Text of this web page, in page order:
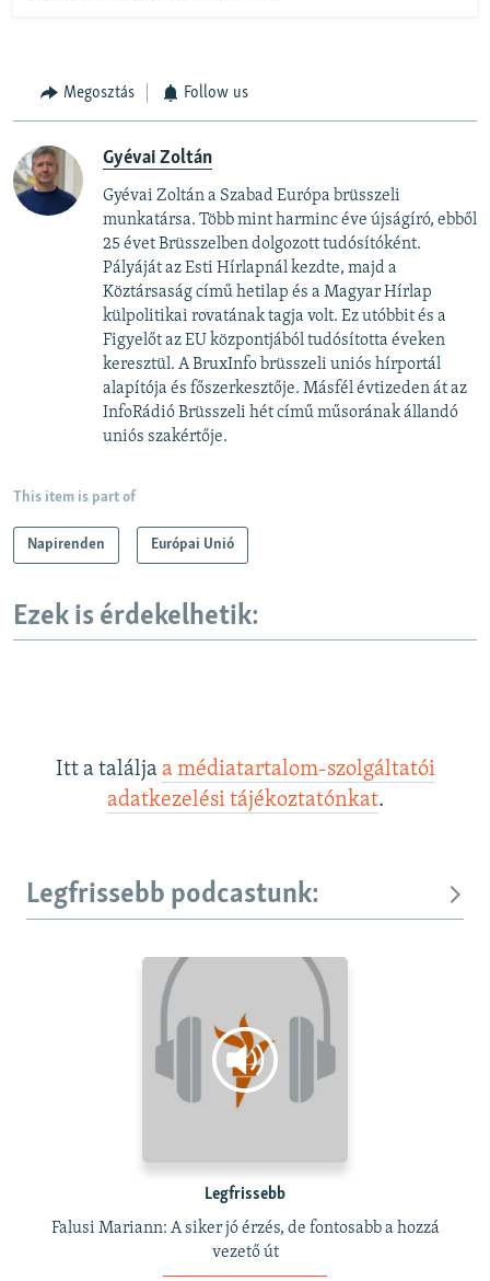
Megosztás Follow us
Gyévai Zoltán
Gyévai Zoltán a Szabad Európa brüsszeli
munkatársa. Több mint harminc éve újságíró, ebből
25 évet Brüsszelben dolgozott tudósítóként.
Pályáját az Esti Hírlapnál kezdte, majd a
Köztársaság című hetilap és a Magyar Hírlap
külpolitikai rovatának tagja volt. Ez utóbbit és a
Figyelőt az EU központjából tudósította éveken
keresztül. A BruxInfo brüsszeli uniós hírportál
alapítója és főszerkesztője. Másfél évtizeden át az
InfoRádió Brüsszeli hét című műsorának állandó
uniós szakértője.
This item is part of
Napirenden Európai Unió
Ezek is érdekelhetik:
Itt a találja a médiatartalom-szolgáltatói
adatkezelési tájékoztatónkat.
Legfrissebb podcastunk:
Legfrissebb
Falusi Mariann: A siker jó érzés, de fontosabb a hozzá
vezető út